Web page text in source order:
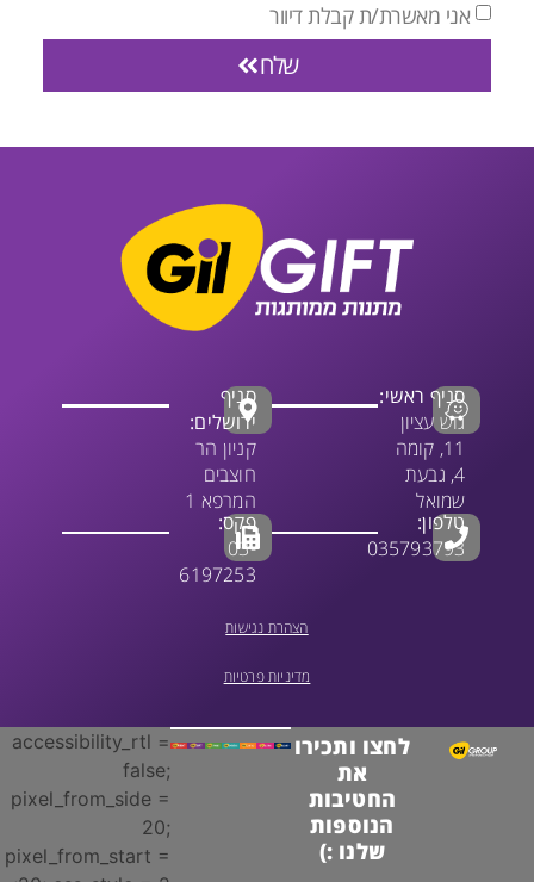
אני מאשרת/ת קבלת דיוור
סניף ראשי:
גוש עציון
11, קומה
ירושלים:
טלפון:
035793793
6197253
הצהרת נגישות
מדיניות פרטיות
לחצו ותכירו
החטיבות
הנוספות
שלנו :)
accessibility_rtl =
pixel_from_side =
pixel_from_start =